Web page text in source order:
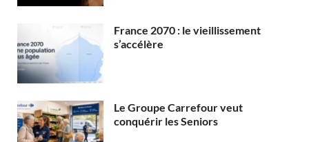
France 2070 : le vieillissement
s’accélère
Le Groupe Carrefour veut
conquérir les Seniors